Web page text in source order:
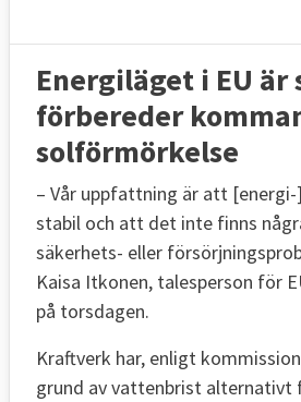
Energiläget i EU är
förbereder
solförmörkelse
– Vår uppfattning är att
stabil och att det inte finns
säkerhets- eller
Kaisa Itkonen, talesperson för
på torsdagen.
Kraftverk har, enligt
grund av vattenbrist alternativt